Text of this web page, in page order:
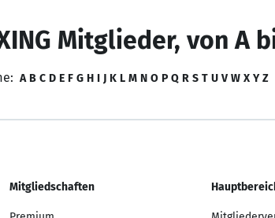
Mitglieder, von A
A B C D E F G H I J K L M N O P Q R S T U V W X Y Z
Mitgliedschaften